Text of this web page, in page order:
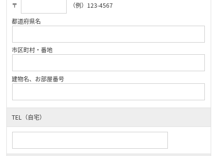
〒
（例）123-4567
都道府県名
市区町村・番地
建物名、お部屋番号
TEL（自宅）